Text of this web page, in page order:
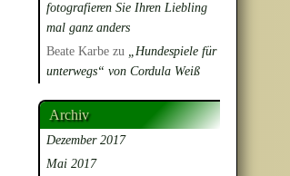
fotografieren Sie Ihren Liebling
mal ganz anders
Beate Karbe zu „Hundespiele für
unterwegs“ von Cordula Weiß
Archiv
Dezember 2017
Mai 2017